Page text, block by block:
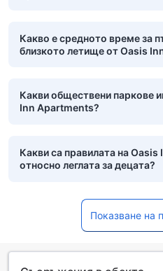
Какво е средното време за
близкото летище от Oasis
Какви обществени паркове
Inn Apartments?
Какви са правилата на
относно леглата за децата?
Показване на